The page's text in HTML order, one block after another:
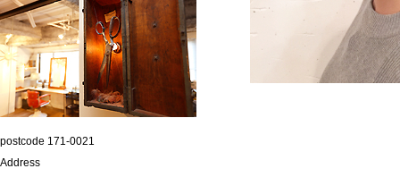
postcode 171-0021
Address